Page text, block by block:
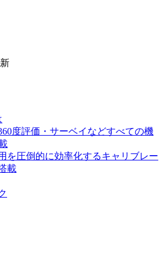
度評価・サーベイなどすべての機
を圧倒的に効率化するキャリブレー
載